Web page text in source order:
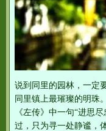
说到同里的园林，一定
同里镇上最璀璨的明珠。
《左传》中一句“进思
过，只为寻一处静谧，